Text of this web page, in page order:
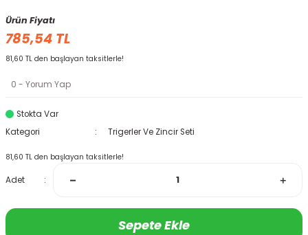
Ürün Fiyatı
785,54 TL
81,60 TL den başlayan taksitlerle!
0 - Yorum Yap
Stokta Var
Kategori
Trigerler Ve Zincir Seti
81,60 TL den başlayan taksitlerle!
Adet
Sepete Ekle